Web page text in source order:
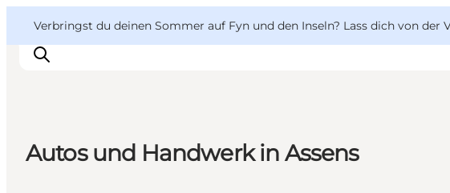
Verbringst du deinen Sommer auf Fyn und den Inseln? Lass dich von
VisitFyn
Deutsch
Autos und Handwerk in Assens